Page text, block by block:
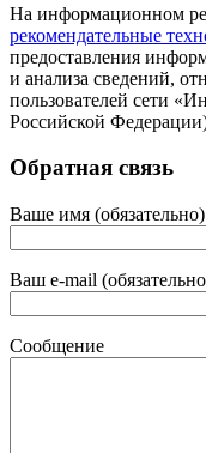
На информационном
рекомендательные
предоставления
и анализа сведений,
пользователей сети
Российской
Обратная связь
Ваше имя (обязательно)
Ваш e-mail
Сообщение